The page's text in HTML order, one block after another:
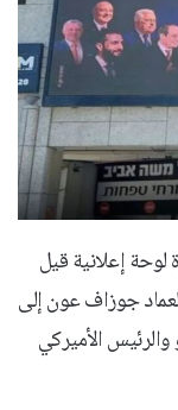
إعلانية قيل
جوزاف عون إلى
والرئيس الأميركي